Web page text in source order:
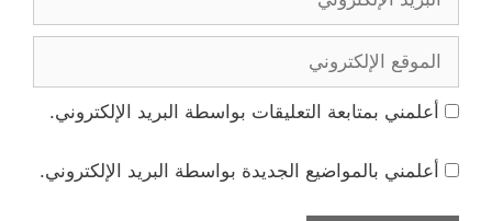
الإلكتروني
الموقع
الإلكتروني
أعلمني بمتابعة التعليقات بواسطة البريد الإلكتروني.
أعلمني بالمواضيع الجديدة بواسطة البريد الإلكتروني.